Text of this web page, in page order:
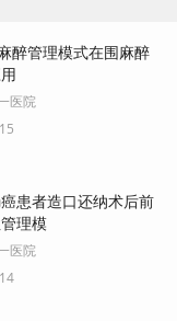
醉管理模式在围麻醉
医院
患者造口还纳术后前
理模
医院